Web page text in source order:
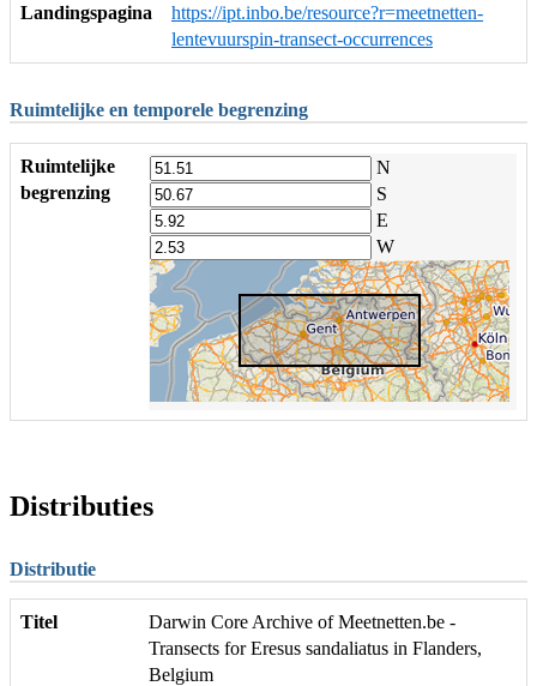
Landingspagina
https://ipt.inbo.be/resource?r=meetnetten-
lentevuurspin-transect-occurrences
Ruimtelijke en temporele begrenzing
Ruimtelijke
begrenzing
N
S
E
W
Distributies
Distributie
Titel
Darwin Core Archive of Meetnetten.be -
Transects for Eresus sandaliatus in Flanders,
Belgium